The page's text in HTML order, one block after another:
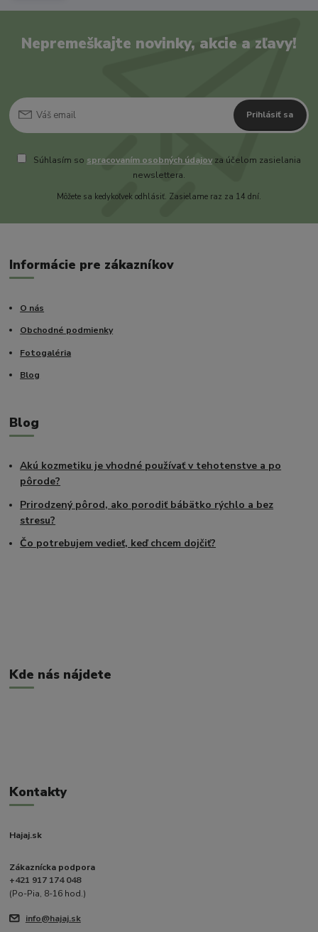
Nepremeškajte novinky, akcie a zľavy!
Prihlásiť sa
Súhlasím so spracovaním osobných údajovza účelom zasielania
newslettera.
Môžete sa kedykoľvek odhlásiť. Zasielame raz za 14 dní.
Informácie pre zákazníkov
O nás
Obchodné podmienky
Fotogaléria
Blog
Blog
Akú kozmetiku je vhodné používať v tehotenstve a po
pôrode?
Prirodzený pôrod, ako porodiť bábätko rýchlo a bez
stresu?
Čo potrebujem vedieť, keď chcem dojčiť?
Kde nás nájdete
Kontakty
Hajaj.sk
Zákaznícka podpora
+421 917 174 048
(Po-Pia, 8-16 hod.)
info@hajaj.sk